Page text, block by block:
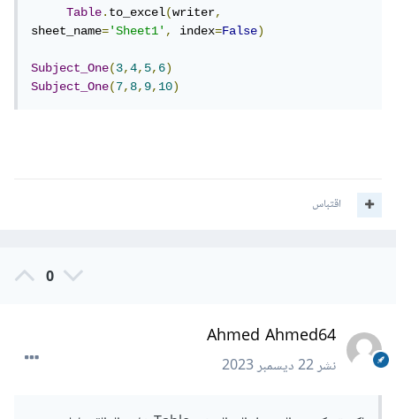
Table.to_excel(writer,
sheet_name='Sheet1', index=False)
Subject_One(3,4,5,6)
Subject_One(7,8,9,10)
اقتباس
0
Ahmed Ahmed64
نشر22 ديسمبر 2023